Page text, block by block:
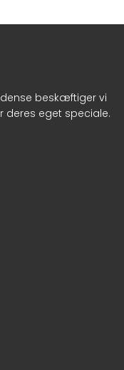
beskæftiger vi
deres eget speciale.